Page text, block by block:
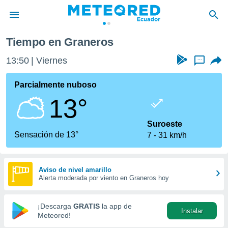
de
ha
que se
calidad.
a este
las
forma
digital
basada
Tiempo en Graneros
13:50 Viernes ...
Parcialmente nuboso
13°
Sensación de 13°
Suroeste
7
31 km/h
Aviso de nivel amarillo
Alerta moderada por viento en Graneros hoy
¡Descarga GRATIS la app de
Meteored!
Instalar